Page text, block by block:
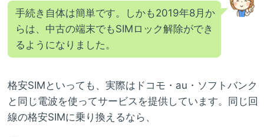
手続き自体は簡単です。しかも2019年8月か
らは、中古の端末でもSIMロック解除ができ
るようになりました。
格安SIMといっても、実際はドコモ・au・ソフトバンク
と同じ電波を使ってサービスを提供しています。同じ回
線の格安SIMに乗り換えるなら、